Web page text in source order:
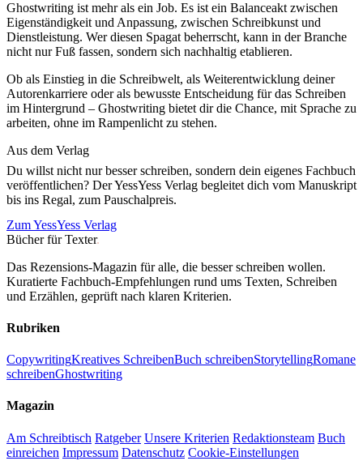
Ghostwriting ist mehr als ein Job. Es ist ein Balanceakt zwischen
Eigenständigkeit und Anpassung, zwischen Schreibkunst und
Dienstleistung. Wer diesen Spagat beherrscht, kann in der Branche
nicht nur Fuß fassen, sondern sich nachhaltig etablieren.
Ob als Einstieg in die Schreibwelt, als Weiterentwicklung deiner
Autorenkarriere oder als bewusste Entscheidung für das Schreiben
im Hintergrund – Ghostwriting bietet dir die Chance, mit Sprache zu
arbeiten, ohne im Rampenlicht zu stehen.
Aus dem Verlag
Du willst nicht nur besser schreiben, sondern dein eigenes Fachbuch
veröffentlichen? Der YessYess Verlag begleitet dich vom Manuskript
bis ins Regal, zum Pauschalpreis.
Zum YessYess Verlag
Bücher für Texter.
Das Rezensions-Magazin für alle, die besser schreiben wollen.
Kuratierte Fachbuch-Empfehlungen rund ums Texten, Schreiben
und Erzählen, geprüft nach klaren Kriterien.
Rubriken
CopywritingKreatives SchreibenBuch schreibenStorytellingRomane
schreibenGhostwriting
Magazin
Am Schreibtisch Ratgeber Unsere Kriterien Redaktionsteam Buch
einreichen Impressum Datenschutz Cookie-Einstellungen